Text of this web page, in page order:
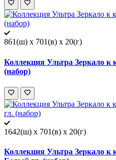
861(ш) x 701(в) x 20(г)
Коллекция Ультра Зеркало
(набор)
1642(ш) x 701(в) x 20(г)
Коллекция Ультра Зеркало